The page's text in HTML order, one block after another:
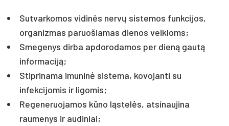
Sutvarkomos vidinės nervų sistemos funkcijos,
organizmas paruošiamas dienos veikloms;
Smegenys dirba apdorodamos per dieną gautą
informaciją;
Stiprinama imuninė sistema, kovojanti su
infekcijomis ir ligomis;
Regeneruojamos kūno ląstelės, atsinaujina
raumenys ir audiniai;